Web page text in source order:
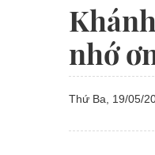
nhớ
Thứ Ba, 19/05/